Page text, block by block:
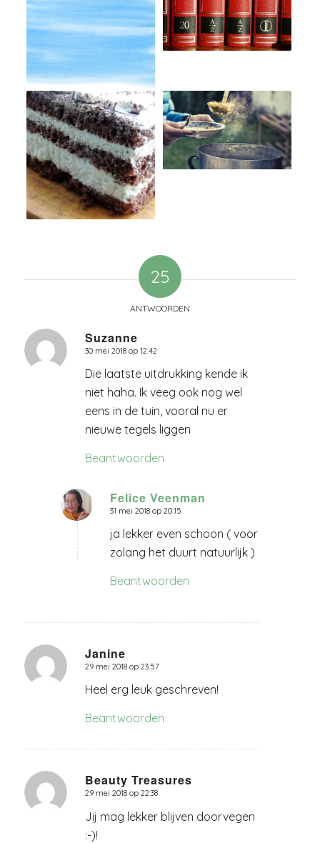
25
ANTWOORDEN
Suzanne
zegt:
30 mei 2018 op 12:42
Die laatste uitdrukking kende ik
niet haha. Ik veeg ook nog wel
eens in de tuin, vooral nu er
nieuwe tegels liggen
Beantwoorden
Felice Veenman
zegt:
31 mei 2018 op 20:15
ja lekker even schoon ( voor
zolang het duurt natuurlijk )
Beantwoorden
Janine
zegt:
29 mei 2018 op 23:57
Heel erg leuk geschreven!
Beantwoorden
Beauty Treasures
zegt:
29 mei 2018 op 22:38
Jij mag lekker blijven doorvegen
:-)!